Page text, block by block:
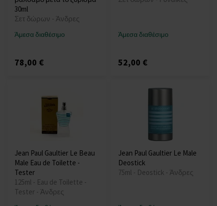
30ml
Σετ δώρων - Άνδρες
Άμεσα διαθέσιμο
78,00 €
Άμεσα διαθέσιμο
52,00 €
Jean Paul Gaultier Le Beau
Male Eau de Toilette -
Tester
125ml - Eau de Toilette -
Tester - Άνδρες
Jean Paul Gaultier Le Male
Deostick
75ml - Deostick - Άνδρες